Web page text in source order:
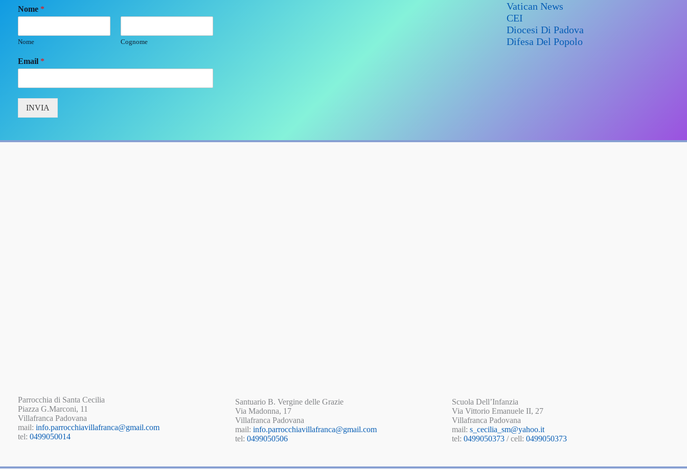
Nome *
Nome Cognome
Email *
INVIA
Vatican News
CEI
Diocesi Di Padova
Difesa Del Popolo
Parrocchia di Santa Cecilia
Piazza G.Marconi, 11
Villafranca Padovana
mail: info.parrocchiavillafranca@gmail.com
tel: 0499050014
Santuario B. Vergine delle Grazie
Via Madonna, 17
Villafranca Padovana
mail: info.parrocchiavillafranca@gmail.com
tel: 0499050506
Scuola Dell’Infanzia
Via Vittorio Emanuele II, 27
Villafranca Padovana
mail:s_cecilia_sm@yahoo.it
tel:0499050373 / cell:0499050373